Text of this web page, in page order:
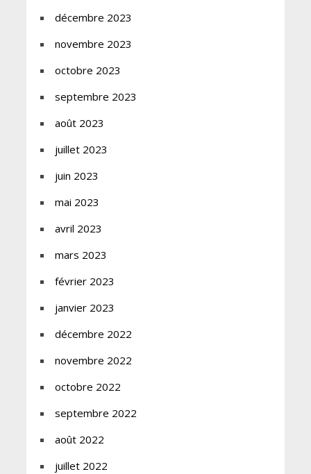
décembre 2023
novembre 2023
octobre 2023
septembre 2023
août 2023
juillet 2023
juin 2023
mai 2023
avril 2023
mars 2023
février 2023
janvier 2023
décembre 2022
novembre 2022
octobre 2022
septembre 2022
août 2022
juillet 2022